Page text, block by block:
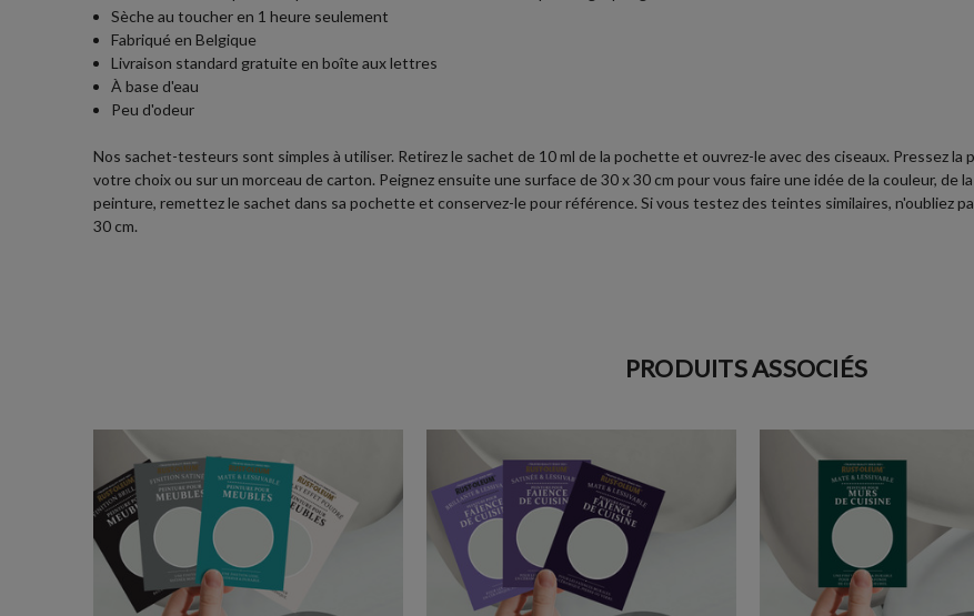
Sèche au toucher en 1 heure seulement
Fabriqué en Belgique
Livraison standard gratuite en boîte aux lettres
À base d'eau
Peu d'odeur
Nos sachet-testeurs sont simples à utiliser. Retirez le sachet de 10 ml de la pochette et ouvrez-le avec des ciseaux. Pressez la
votre choix ou sur un morceau de carton. Peignez ensuite une surface de 30 x 30 cm pour vous faire une idée de la couleur, de
peinture, remettez le sachet dans sa pochette et conservez-le pour référence. Si vous testez des teintes similaires, n'oubliez
30 cm.
PRODUITS ASSOCIÉS